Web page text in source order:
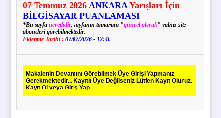
07Temmuz 2026ANKARAYarışları İçin
BİLGİSAYAR PUANLAMASI
*Bu sayfaücretlidir, sayfanın tamamını "güncel olarak" yalnız site
aboneleri görebilmektedir.
Eklenme Tarihi : 07/07/2026 - 12:40
Makalenin Devamını Görebilmek Üye Girişi Yapmanız
Gerekmektedir... Kayıtlı Üye Değilseniz Lütfen Kayıt Olunuz.
Kayıt Ol veyaGiriş Yap